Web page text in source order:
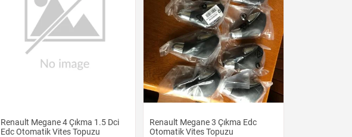
Renault Megane 4 Çıkma 1.5 Dci
Edc Otomatik Vites Topuzu
Renault Megane 3 Çıkma Edc
Otomatik Vites Topuzu